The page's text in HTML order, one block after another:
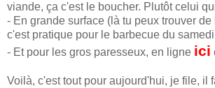
viande, ça c'est le boucher. Plutôt celui
- En grande surface (là tu peux trouver
c'est pratique pour le barbecue du
- Et pour les gros paresseux, en ligne ici
Voilà, c'est tout pour aujourd'hui, je file, il